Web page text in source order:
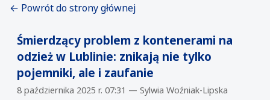
← Powrót do strony głównej
Śmierdzący problem z kontenerami na
odzież w Lublinie: znikają nie tylko
pojemniki, ale i zaufanie
8 października 2025 r. 07:31 — Sylwia Woźniak-Lipska